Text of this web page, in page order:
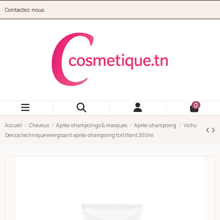
Contactez-nous
0
Accueil Cheveux Après-shampoings & masques Après-shampoing
Vichy
Dercos technique energisant après-shampoing fortifiant 200ml